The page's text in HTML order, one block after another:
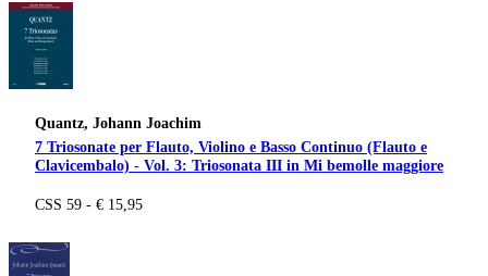
Quantz, Johann Joachim
7 Triosonate per Flauto, Violino e Basso Continuo (Flauto e
Clavicembalo) - Vol. 3: Triosonata III in Mi bemolle maggiore
CSS 59 - € 15,95